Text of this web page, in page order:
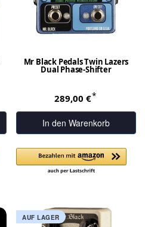
Mr Black Pedals Twin Lazers
Dual Phase-Shifter
289,00 €*
In den Warenkorb
AUF LAGER